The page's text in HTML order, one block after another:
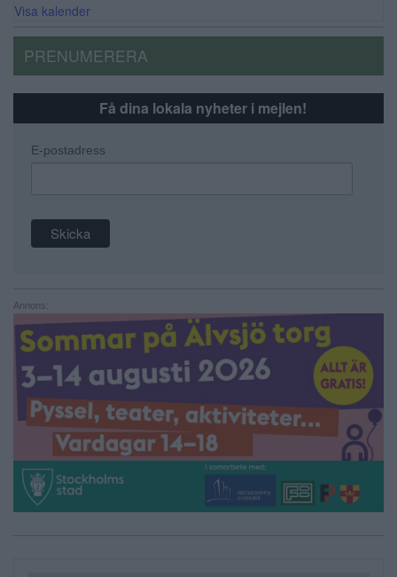
Visa kalender
PRENUMERERA
Få dina lokala nyheter i mejlen!
E-postadress
Annons: